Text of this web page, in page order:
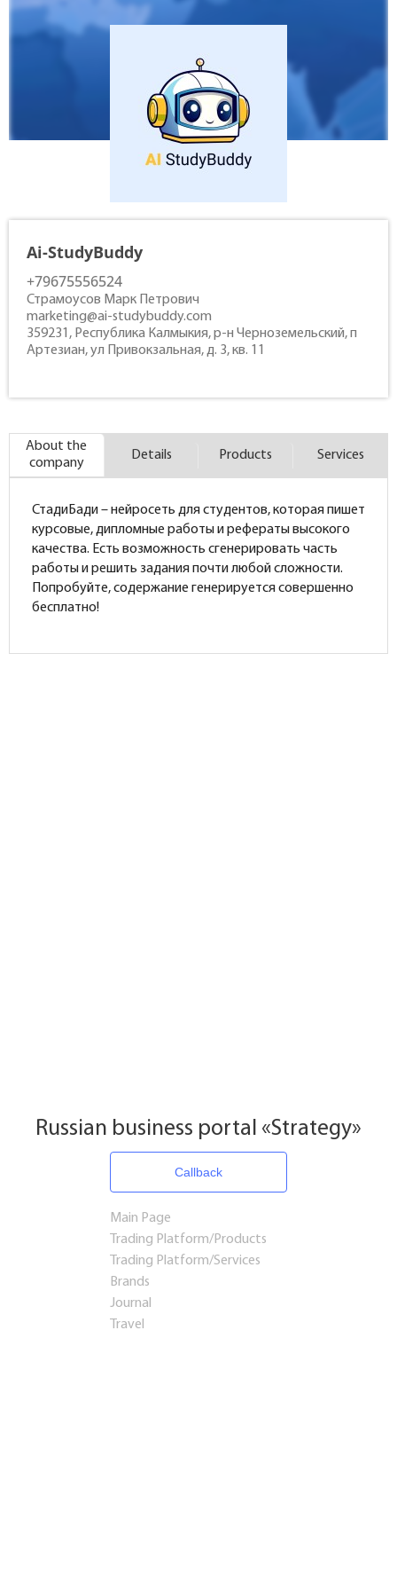
Contacts
Ai-StudyBuddy
+79675556524
Страмоусов Марк Петрович
marketing@ai-studybuddy.com
359231, Республика Калмыкия, р-н Черноземельский, п
Артезиан, ул Привокзальная, д. 3, кв. 11
About the
company
Details Products Services
СтадиБади – нейросеть для студентов, которая пишет
курсовые, дипломные работы и рефераты высокого
качества. Есть возможность сгенерировать часть
работы и решить задания почти любой сложности.
Попробуйте, содержание генерируется совершенно
бесплатно!
Russian business portal «Strategy»
Callback
Main Page
Trading Platform/Products
Trading Platform/Services
Brands
Journal
Travel